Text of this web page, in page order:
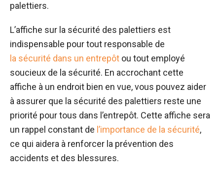
palettiers.
L’affiche sur la sécurité des palettiers est
indispensable pour tout responsable de
la sécurité dans un entrepôt ou tout employé
soucieux de la sécurité. En accrochant cette
affiche à un endroit bien en vue, vous pouvez aider
à assurer que la sécurité des palettiers reste une
priorité pour tous dans l’entrepôt. Cette affiche sera
un rappel constant de l’importance de la sécurité,
ce qui aidera à renforcer la prévention des
accidents et des blessures.